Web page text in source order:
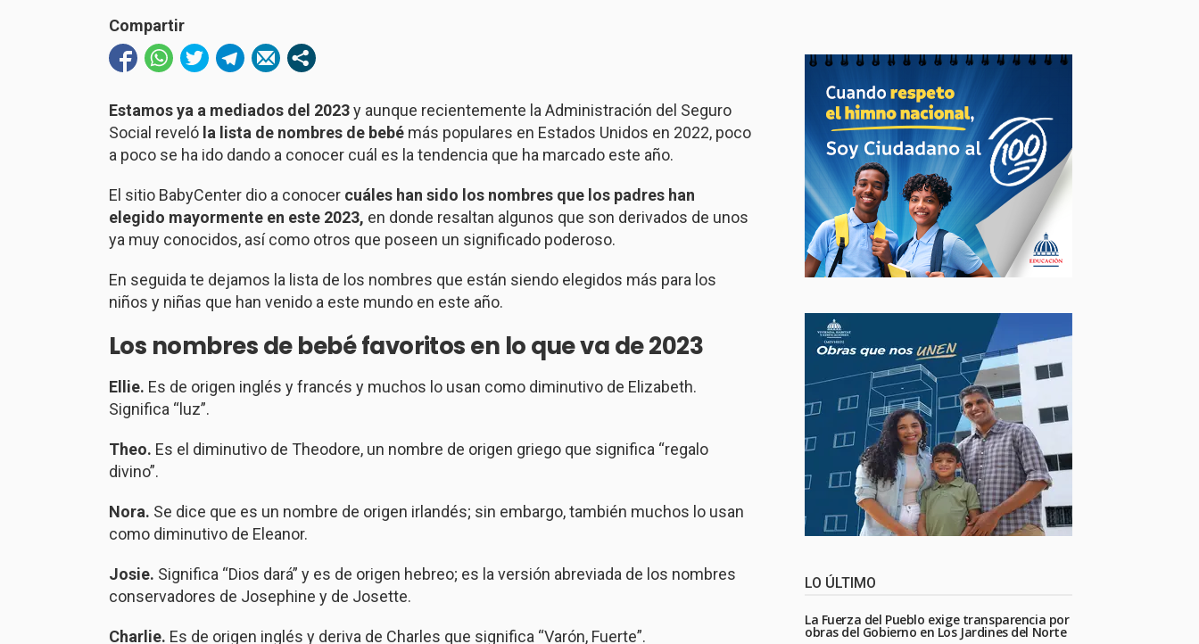
Compartir
Estamos ya a mediados del 2023y aunque recientemente la Administración del Seguro
Social reveló la lista de nombres de bebé más populares en Estados Unidos en 2022, poco
a poco se ha ido dando a conocer cuál es la tendencia que ha marcado este año.
El sitio BabyCenter dio a conocer cuáles han sido los nombres que los padres han
elegido mayormente en este 2023, en donde resaltan algunos que son derivados de unos
ya muy conocidos, así como otros que poseen un significado poderoso.
En seguida te dejamos la lista de los nombres que están siendo elegidos más para los
niños y niñas que han venido a este mundo en este año.
Los nombres de bebé favoritos en lo que va de 2023
Ellie. Es de origen inglés y francés y muchos lo usan como diminutivo de Elizabeth.
Significa “luz”.
Theo. Es el diminutivo de Theodore, un nombre de origen griego que significa “regalo
divino”.
Nora. Se dice que es un nombre de origen irlandés; sin embargo, también muchos lo usan
como diminutivo de Eleanor.
Josie. Significa “Dios dará” y es de origen hebreo; es la versión abreviada de los nombres
conservadores de Josephine y de Josette.
Charlie. Es de origen inglés y deriva de Charles que significa “Varón, Fuerte”.
LO ÚLTIMO
La Fuerza del Pueblo exige transparencia por
obras del Gobierno en Los Jardines del Norte